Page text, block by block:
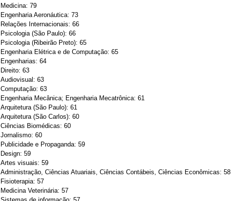
Medicina: 79
Engenharia Aeronáutica: 73
Relações Internacionais: 66
Psicologia (São Paulo): 66
Psicologia (Ribeirão Preto): 65
Engenharia Elétrica e de Computação: 65
Engenharias: 64
Direito: 63
Audiovisual: 63
Computação: 63
Engenharia Mecânica; Engenharia Mecatrônica: 61
Arquitetura (São Paulo): 61
Arquitetura (São Carlos): 60
Ciências Biomédicas: 60
Jornalismo: 60
Publicidade e Propaganda: 59
Design: 59
Artes visuais: 59
Administração, Ciências Atuariais, Ciências Contábeis, Ciências Econômicas: 58
Fisioterapia: 57
Medicina Veterinária: 57